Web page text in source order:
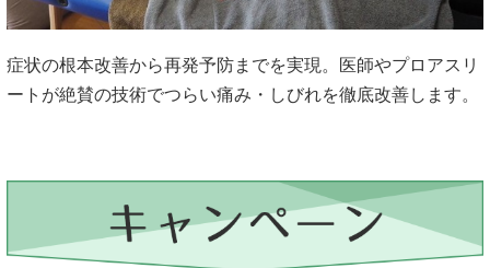
症状の根本改善から再発予防までを実現。医師やプロアスリ
ートが絶賛の技術でつらい痛み・しびれを徹底改善します。